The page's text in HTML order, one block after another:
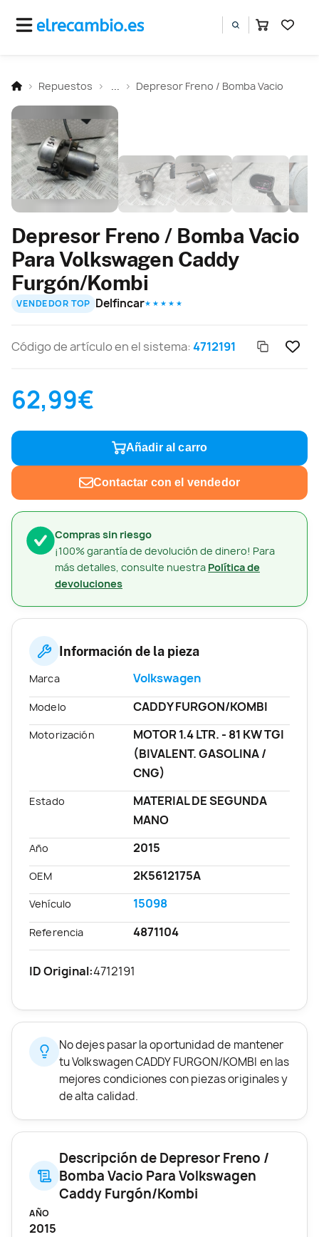
Repuestos Depresor Freno / Bomba Vacio
Compras sin riesgo
¡100% garantía de devolución de dinero! Para
más detalles, consulte nuestra Política de
devoluciones
Depresor Freno / Bomba Vacio
Para Volkswagen Caddy
Furgón/Kombi
VENDEDOR TOP Delfincar★ ★ ★ ★ ★
Código de artículo en el sistema:4712191
62,99€
Añadir al carro
Contactar con el vendedor
Información de la pieza
Marca Volkswagen
Modelo CADDY FURGON/KOMBI
Motorización
MOTOR 1.4 LTR. - 81 KW TGI
(BIVALENT. GASOLINA /
CNG)
Estado
MATERIAL DE SEGUNDA
MANO
Año 2015
OEM 2K5612175A
Vehículo 15098
Referencia 4871104
ID Original:4712191
No dejes pasar la oportunidad de mantener
tu Volkswagen CADDY FURGON/KOMBI en las
mejores condiciones con piezas originales y
de alta calidad.
Descripción de Depresor Freno /
Bomba Vacio Para Volkswagen
Caddy Furgón/Kombi
AÑO
2015